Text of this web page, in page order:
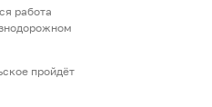
работа
пройдёт